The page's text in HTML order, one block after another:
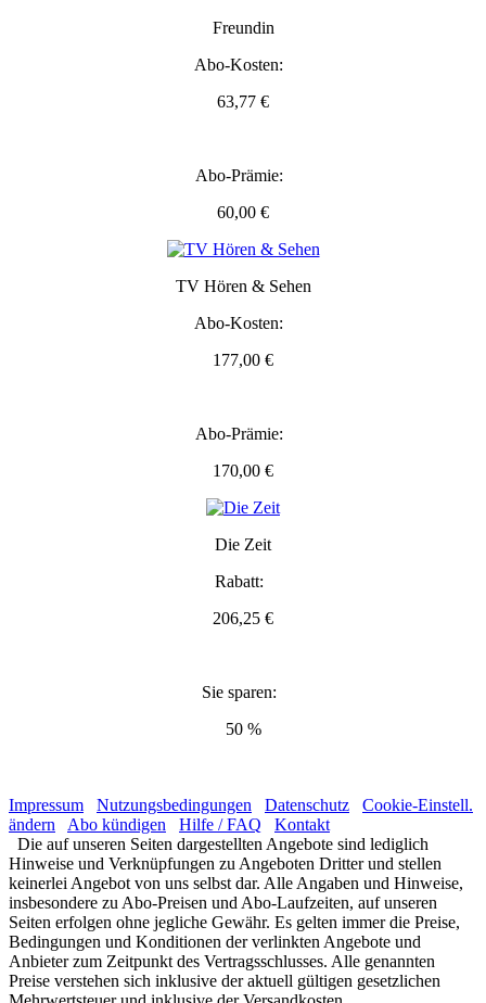
Freundin
Abo-Kosten:
63,77 €
Abo-Prämie:
60,00 €
TV Hören & Sehen
Abo-Kosten:
177,00 €
Abo-Prämie:
170,00 €
Die Zeit
Rabatt:
206,25 €
Sie sparen:
50 %
Impressum Nutzungsbedingungen Datenschutz
Cookie-Einstell.
ändern
Abo kündigen Hilfe / FAQ
Kontakt
Die auf unseren Seiten dargestellten Angebote sind lediglich
Hinweise und Verknüpfungen zu Angeboten Dritter und stellen
keinerlei Angebot von uns selbst dar. Alle Angaben und Hinweise,
insbesondere zu Abo-Preisen und Abo-Laufzeiten, auf unseren
Seiten erfolgen ohne jegliche Gewähr. Es gelten immer die Preise,
Bedingungen und Konditionen der verlinkten Angebote und
Anbieter zum Zeitpunkt des Vertragsschlusses. Alle genannten
Preise verstehen sich inklusive der aktuell gültigen gesetzlichen